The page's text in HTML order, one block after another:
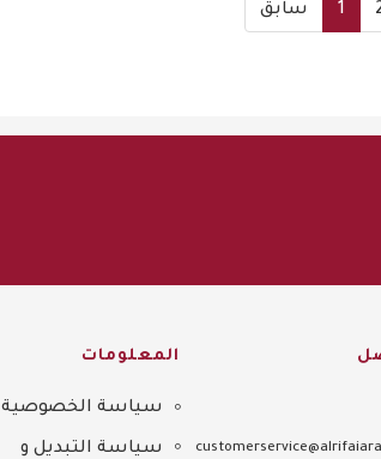
سابق 1
المعلومات
Sitemap
سياسة الخصوصية
سياسة التبديل و